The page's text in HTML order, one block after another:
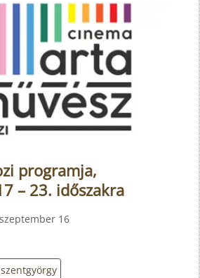
programja,
– 23. időszakra
16